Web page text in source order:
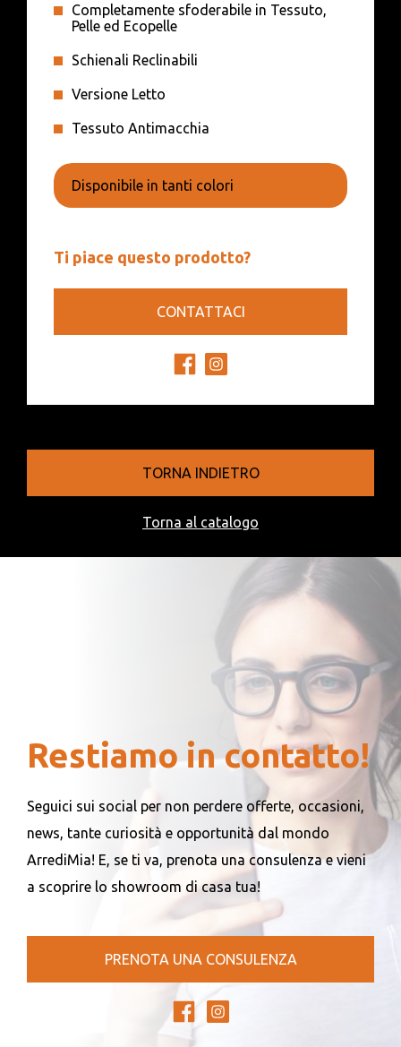
Completamente sfoderabile in Tessuto,
Pelle ed Ecopelle
Schienali Reclinabili
Versione Letto
Tessuto Antimacchia
Disponibile in tanti colori
Ti piace questo prodotto?
CONTATTACI
TORNA INDIETRO
Torna al catalogo
Restiamo in contatto!
Seguici sui social per non perdere offerte, occasioni,
news, tante curiosità e opportunità dal mondo
ArrediMia! E, se ti va, prenota una consulenza e vieni
a scoprire lo showroom di casa tua!
PRENOTA UNA CONSULENZA